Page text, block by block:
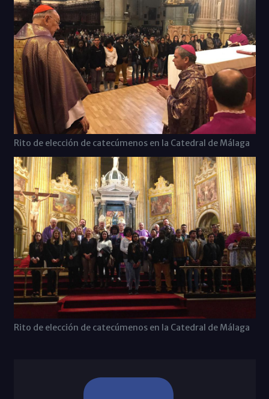
Rito de elección de catecúmenos en la Catedral de Málaga
Rito de elección de catecúmenos en la Catedral de Málaga